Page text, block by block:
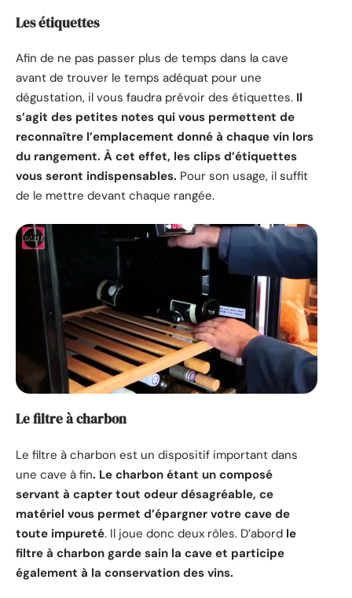
Les étiquettes
Afin de ne pas passer plus de temps dans la cave
avant de trouver le temps adéquat pour une
dégustation, il vous faudra prévoir des étiquettes. Il
s’agit des petites notes qui vous permettent de
reconnaître l’emplacement donné à chaque vin lors
du rangement. À cet effet, les clips d’étiquettes
vous seront indispensables. Pour son usage, il suffit
de le mettre devant chaque rangée.
Le filtre à charbon
Le filtre à charbon est un dispositif important dans
une cave à fin. Le charbon étant un composé
servant à capter tout odeur désagréable, ce
matériel vous permet d’épargner votre cave de
toute impureté. Il joue donc deux rôles. D’abord le
filtre à charbon garde sain la cave et participe
également à la conservation des vins.